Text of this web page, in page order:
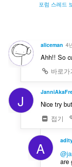
포럼 스레드
aliceman 4
Ahh!! So
바로가
J
Nice try
접기
A
are